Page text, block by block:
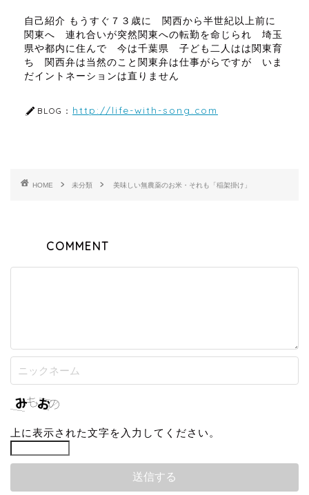
自己紹介 もうすぐ７３歳に 関西から半世紀以上前に
関東へ 連れ合いが突然関東への転勤を命じられ 埼玉
県や都内に住んで 今は千葉県 子ども二人はは関東育
ち 関西弁は当然のこと関東弁は仕事がらですが いま
だイントネーションは直りません
BLOG： http://life-with-song.com
HOME 未分類 美味しい無農薬のお米・それも「稲架掛け」
COMMENT
上に表示された文字を入力してください。